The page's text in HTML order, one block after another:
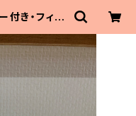
付き・フィン